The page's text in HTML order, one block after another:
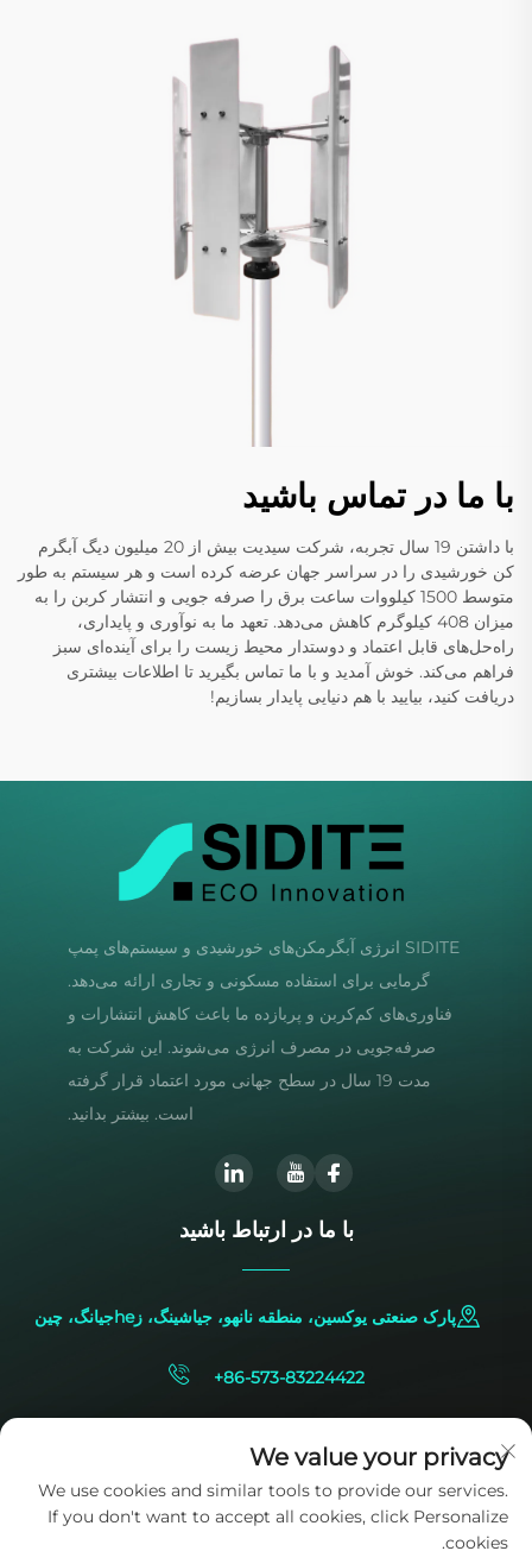
با ما در تماس باشید
با داشتن 19 سال تجربه، شرکت سیدیت بیش از 20 میلیون دیگ آبگرم
کن خورشیدی را در سراسر جهان عرضه کرده است و هر سیستم به طور
متوسط 1500 کیلووات ساعت برق را صرفه جویی و انتشار کربن را به
میزان 408 کیلوگرم کاهش می‌دهد. تعهد ما به نوآوری و پایداری،
راه‌حل‌های قابل اعتماد و دوستدار محیط زیست را برای آینده‌ای سبز
فراهم می‌کند. خوش آمدید و با ما تماس بگیرید تا اطلاعات بیشتری
دریافت کنید، بیایید با هم دنیایی پایدار بسازیم!
SIDITE انرژی آبگرمکن‌های خورشیدی و سیستم‌های پمپ
گرمایی برای استفاده مسکونی و تجاری ارائه می‌دهد.
فناوری‌های کم‌کربن و پربازده ما باعث کاهش انتشارات و
صرفه‌جویی در مصرف انرژی می‌شوند. این شرکت به
مدت 19 سال در سطح جهانی مورد اعتماد قرار گرفته
است. بیشتر بدانید.
با ما در ارتباط باشید
پارک صنعتی یوکسین، منطقه نانهو، جیاشینگ، زheجیانگ، چین
+86-573-83224422
We value your privacy
We use cookies and similar tools to provide our services.
If you don't want to accept all cookies, click Personalize
cookies.